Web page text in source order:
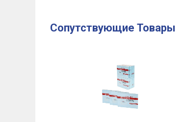
Сопутствующие Товары